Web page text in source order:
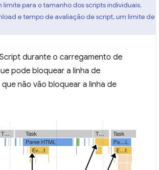
para o tamanho dos scripts individuais.
e tempo de avaliação de script, um limite de
durante o carregamento de
pode bloquear a linha de
não vão bloquear a linha de